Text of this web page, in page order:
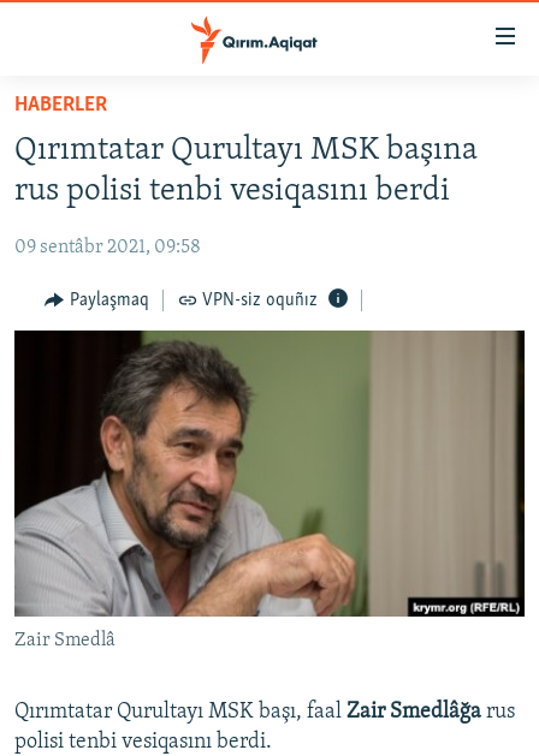
Esas
qaytmaq
Baş
navigatsiyağa
qaytmaq
qaytmaq
SİYASET
İQTİSADİYAT
CEMİYET
MEDENİYET
İNSAN AQLARI
BLOGLAR
FİKİR
Русский
Українською
HABERLER
Qırımtatar Qurultayı MSK başına
rus polisi tenbi vesiqasını berdi
09 sentâbr 2021, 09:58
Paylaşmaq VPN-siz oquñız
Zair Smedlâ
Qırımtatar Qurultayı MSK başı, faal Zair Smedlâğa rus
polisi tenbi vesiqasını berdi.